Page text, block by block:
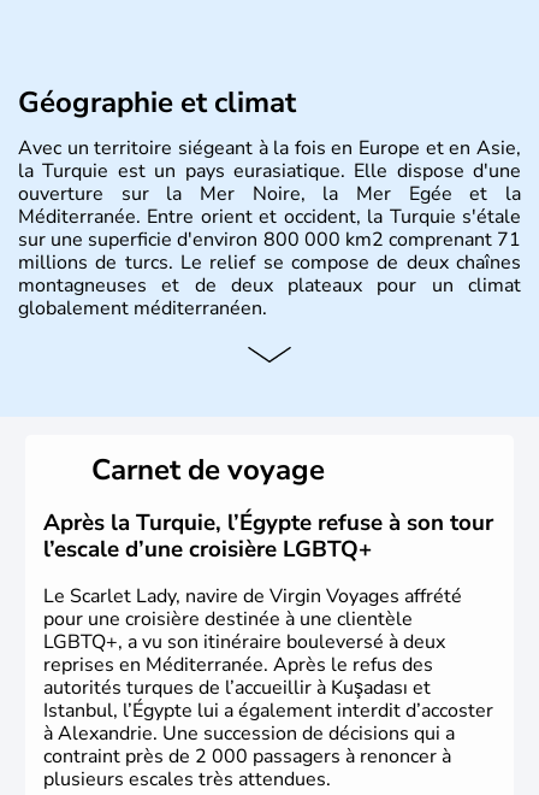
Géographie et climat
Avec un territoire siégeant à la fois en Europe et en Asie,
la Turquie est un pays eurasiatique. Elle dispose d'une
ouverture sur la Mer Noire, la Mer Egée et la
Méditerranée. Entre orient et occident, la Turquie s'étale
sur une superficie d'environ 800 000 km2 comprenant 71
millions de turcs. Le relief se compose de deux chaînes
montagneuses et de deux plateaux pour un climat
globalement méditerranéen.
Histoire et administration
qui constitueront en 1299 les fondations de l'Empire
ottoman. Après avoir rattaché l'Anatolie et la Thrace
orientale au territoire turc, la République est proclamée
le 29 octobre 1923. Ankara remplace alors Istanbul au
titre de capitale du pays.
Carnet de voyage
Après la Turquie, l’Égypte refuse à son tour
l’escale d’une croisière LGBTQ+
Le Scarlet Lady, navire de Virgin Voyages affrété
pour une croisière destinée à une clientèle
LGBTQ+, a vu son itinéraire bouleversé à deux
reprises en Méditerranée. Après le refus des
autorités turques de l’accueillir à Kuşadası et
Istanbul, l’Égypte lui a également interdit d’accoster
à Alexandrie. Une succession de décisions qui a
contraint près de 2 000 passagers à renoncer à
plusieurs escales très attendues.